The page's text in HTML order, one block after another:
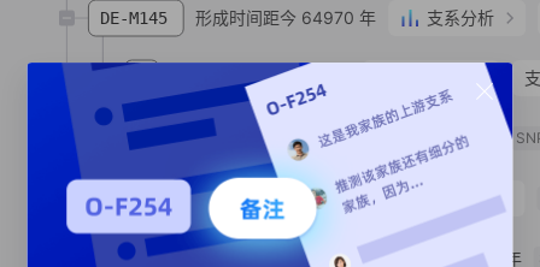
DE-M145 形成时间距今 64970 年 支系分析
形成时间距今 52570 年
E-M75 形成时间距今 37660 年
E-M41 形成时间距今 5470 年
E-Y25335 形成时间距今 5000 年